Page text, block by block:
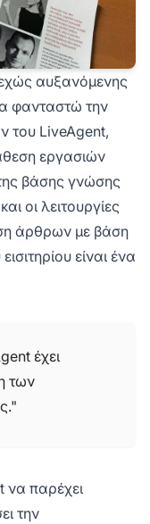
αυξανόμενης
φανταστώ την
του LiveAgent,
εργασιών
βάσης γνώσης
οι λειτουργίες
άρθρων με βάση
είναι ένα
έχει
των
να παρέχει
την